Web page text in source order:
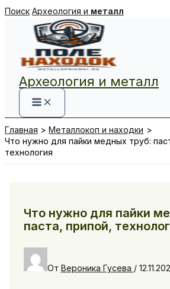
Перейти
содержимому
Поиск Археология и металл
Археология и металл
Главная
Металлокоп и находки
Что нужно для пайки медных труб:
технология
Что нужно для пайки
паста, припой,
От Вероника Гусева /